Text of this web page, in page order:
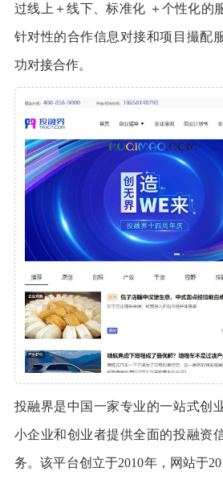
过线上＋线下、标准化 ＋个性化的
针对性的合作信息对接和项目撮配
功对接合作。
投融界是中国一家专业的一站式创
小企业和创业者提供全面的投融资
务。该平台创立于2010年，网站于